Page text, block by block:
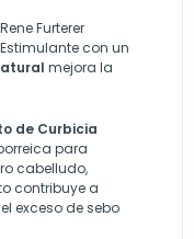
Furterer
con un
mejora la
de Curbicia
para
cabelludo,
contribuye a
exceso de sebo